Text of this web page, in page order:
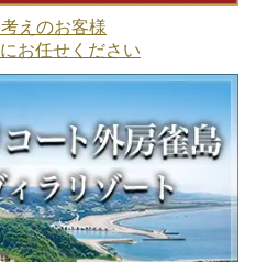
えのお客様
お任せください